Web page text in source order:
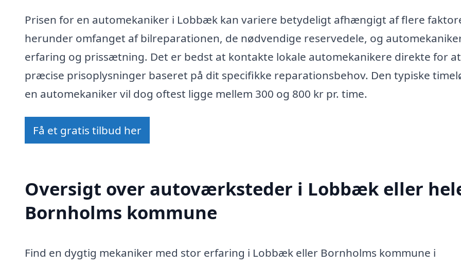
Prisen for en automekaniker i Lobbæk kan variere betydeligt afhængigt af flere
herunder omfanget af bilreparationen, de nødvendige reservedele, og
erfaring og prissætning. Det er bedst at kontakte lokale automekanikere direkte for
præcise prisoplysninger baseret på dit specifikke reparationsbehov. Den typiske
en automekaniker vil dog oftest ligge mellem 300 og 800 kr pr. time.
Få et gratis tilbud her
Oversigt over autoværksteder i Lobbæk eller
Bornholms kommune
Find en dygtig mekaniker med stor erfaring i Lobbæk eller Bornholms kommune i